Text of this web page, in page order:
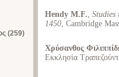
(259)
Hendy M.F.,
1450, Cambridge
Χρύσανθος
Εκκλησία